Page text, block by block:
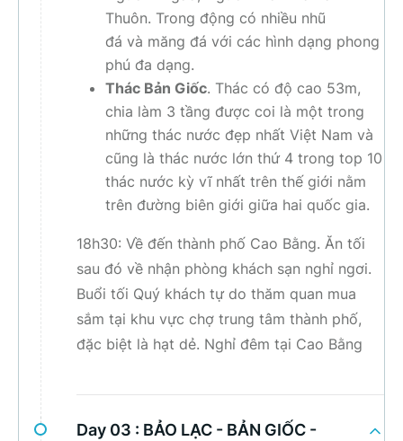
Thuôn. Trong động có nhiều nhũ
đá và măng đá với các hình dạng phong
phú đa dạng.
Thác Bản Giốc. Thác có độ cao 53m,
chia làm 3 tầng được coi là một trong
những thác nước đẹp nhất Việt Nam và
cũng là thác nước lớn thứ 4 trong top 10
thác nước kỳ vĩ nhất trên thế giới nằm
trên đường biên giới giữa hai quốc gia.
18h30: Về đến thành phố Cao Bằng. Ăn tối
sau đó về nhận phòng khách sạn nghỉ ngơi.
Buổi tối Quý khách tự do thăm quan mua
sắm tại khu vực chợ trung tâm thành phố,
đặc biệt là hạt dẻ. Nghỉ đêm tại Cao Bằng
Day 03 : BẢO LẠC - BẢN GIỐC -